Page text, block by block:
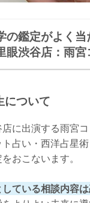
の鑑定がよく
眼渋谷店：雨宮
について
に出演する雨宮
占い・西洋占星
おこないます。
ている相談内容